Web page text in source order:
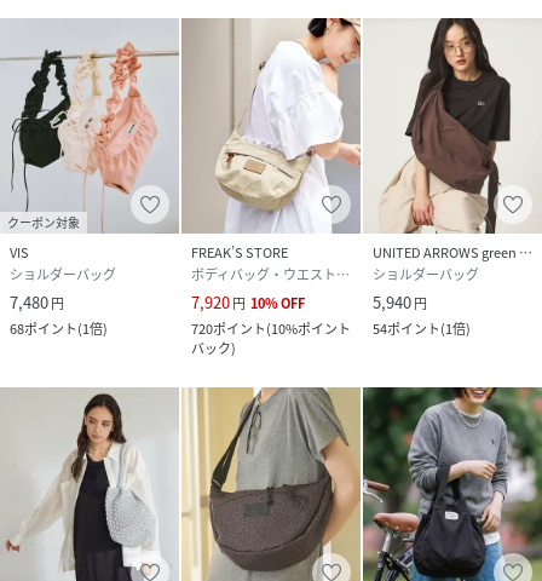
クーポン対象
VIS
ショルダーバッグ
7,480円
68ポイント(1倍)
FREAK’S STORE
ボディバッグ・ウエストポーチ
7,920円 10%OFF
720ポイント(10%ポイント
バック)
UNITED ARROWS green label relaxing
ショルダーバッグ
5,940円
54ポイント(1倍)